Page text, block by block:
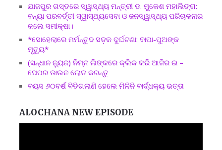
ଯାଜପୁର ଗସ୍ତରେ ସ୍ୱାସ୍ଥ୍ୟ ମନ୍ତ୍ରୀ ଡ. ମୁକେଶ ମହାଲିଙ୍ଗ:
ବନ୍ୟା ପରବର୍ତ୍ତୀ ସ୍ୱାସ୍ଥ୍ୟସେବା ଓ ଜନସ୍ୱାସ୍ଥ୍ୟ ପରିଚାଳନାର
କଲେ ସମୀକ୍ଷା।
*ସୋହେଲାରେ ମର୍ମନ୍ତୁଦ ସଡ଼କ ଦୁର୍ଘଟଣା: ବାପା-ପୁଅଙ୍କ
ମୃତ୍ୟୁ*
(ସନ୍ଧାନ ନ୍ୟୁଜ) ନିମ୍ନ ଲିଙ୍କରେ କ୍ଲିକ କରି ଆଜିର ଇ –
ପେପର ଡାଉନ ଲୋଡ କରନ୍ତୁ
ବୟସ ୬୦ବର୍ଷ ବିତିଗଲାଣି ହେଲେ ମିଳିନି ବାର୍ଦ୍ଧକ୍ୟ ଭତ୍ତା
ALOCHANA NEW EPISODE